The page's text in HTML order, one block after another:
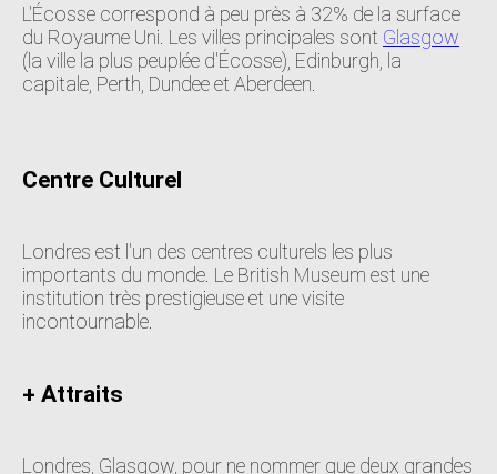
L'Écosse correspond à peu près à 32% de la surface
du Royaume Uni. Les villes principales sont Glasgow
(la ville la plus peuplée d'Écosse), Edinburgh, la
capitale, Perth, Dundee et Aberdeen.
Centre Culturel
Londres est l'un des centres culturels les plus
importants du monde. Le British Museum est une
institution très prestigieuse et une visite
incontournable.
+ Attraits
Londres, Glasgow, pour ne nommer que deux grandes